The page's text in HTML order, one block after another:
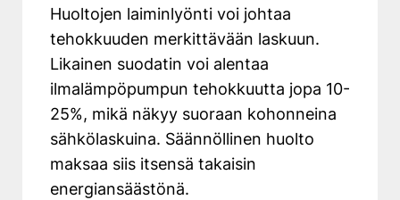
Huoltojen laiminlyönti voi johtaa
tehokkuuden merkittävään laskuun.
Likainen suodatin voi alentaa
ilmalämpöpumpun tehokkuutta jopa 10-
25%, mikä näkyy suoraan kohonneina
sähkölaskuina. Säännöllinen huolto
maksaa siis itsensä takaisin
energiansäästönä.